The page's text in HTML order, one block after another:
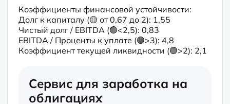
Коэффициенты финансовой устойчивости:
Долг к капиталу (🟡 от 0,67 до 2): 1,55
Чистый долг / EBITDA (🟢<2,5): 0,83
EBITDA / Проценты к уплате (🟢>3): 4,8
Коэффициент текущей ликвидности (🟢>2): 2,1
Сервис для заработка на
облигациях